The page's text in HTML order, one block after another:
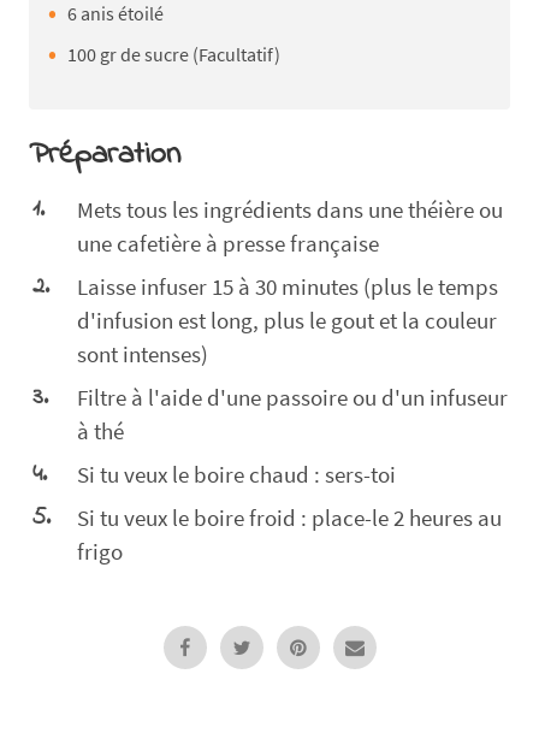
6 anis étoilé
100 gr de sucre (Facultatif)
Préparation
Mets tous les ingrédients dans une théière ou
une cafetière à presse française
Laisse infuser 15 à 30 minutes (plus le temps
d'infusion est long, plus le gout et la couleur
sont intenses)
Filtre à l'aide d'une passoire ou d'un infuseur
à thé
Si tu veux le boire chaud : sers-toi
Si tu veux le boire froid : place-le 2 heures au
frigo